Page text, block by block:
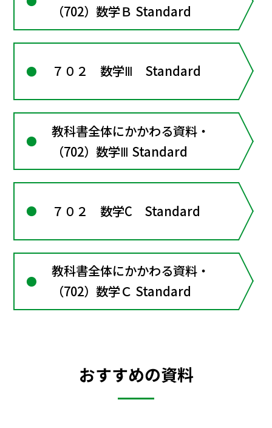
（702）数学Ｂ Standard
７０２ 数学Ⅲ Standard
教科書全体にかかわる資料・
（702）数学Ⅲ Standard
７０２ 数学C Standard
教科書全体にかかわる資料・
（702）数学Ｃ Standard
おすすめの資料